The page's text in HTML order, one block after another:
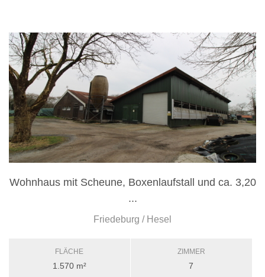
Wohnhaus mit Scheune, Boxenlaufstall und ca. 3,20
...
Friedeburg / Hesel
FLÄCHE
1.570 m²
ZIMMER
7